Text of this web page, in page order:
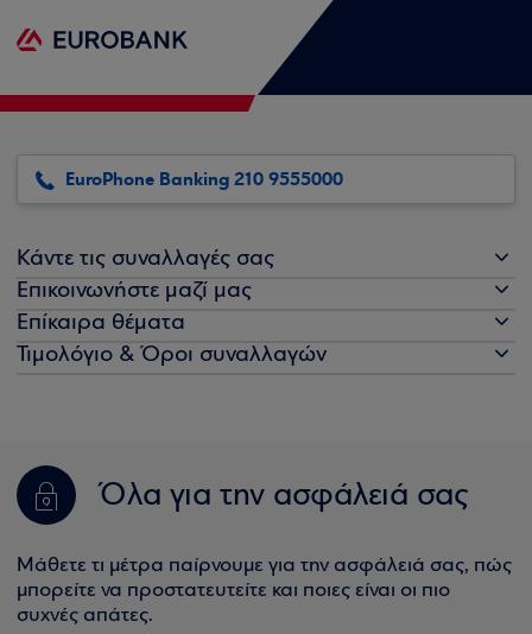
EuroPhone Banking 210 9555000
Κάντε τις συναλλαγές σας
Επικοινωνήστε μαζί μας
Επίκαιρα θέματα
Τιμολόγιο & Όροι συναλλαγών
Όλα για την ασφάλειά σας
Μάθετε τι μέτρα παίρνουμε για την ασφάλειά σας, πώς
μπορείτε να προστατευτείτε και ποιες είναι οι πιο
συχνές απάτες.